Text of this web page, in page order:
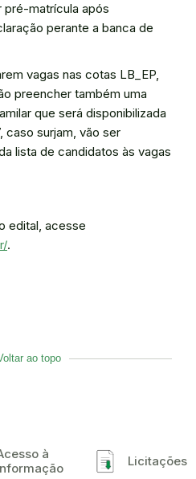
pré-matrícula após
perante a banca de
vagas nas cotas LB_EP,
preencher também uma
que será disponibilizada
caso surjam, vão ser
lista de candidatos às vagas
edital, acesse
.
ao topo
à
Licitações